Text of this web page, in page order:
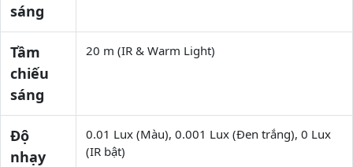
sáng
Tầm
chiếu
sáng
20 m (IR & Warm Light)
Độ
nhạy
0.01 Lux (Màu), 0.001 Lux (Đen trắng), 0 Lux
(IR bật)